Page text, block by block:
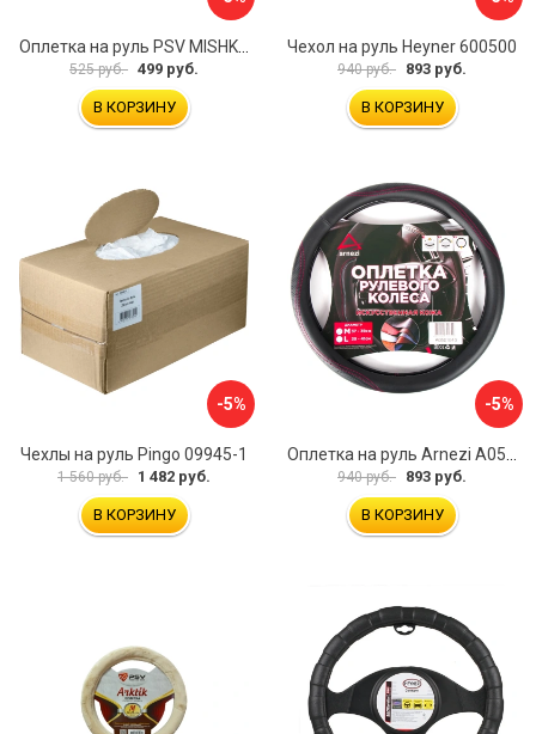
525 руб. 499 руб.
В КОРЗИНУ
Чехол на руль Heyner 600500
940 руб. 893 руб.
В КОРЗИНУ
-5%
Чехлы на руль Pingo 09945-1
1 560 руб. 1 482 руб.
В КОРЗИНУ
-5%
940 руб. 893 руб.
В КОРЗИНУ